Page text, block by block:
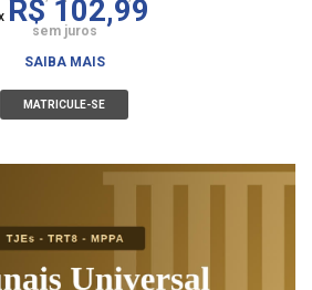
R$ 102,99
sem juros
SAIBA MAIS
MATRICULE-SE